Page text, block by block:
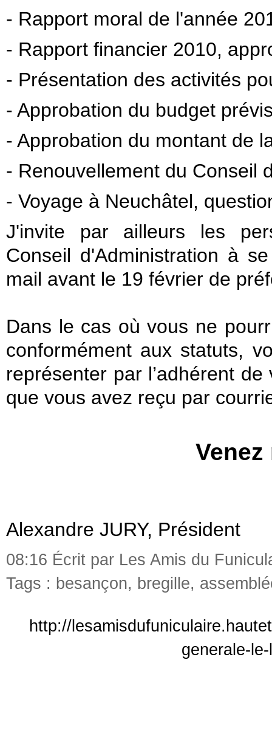
- Rapport moral de l'année
- Rapport financier 2010,
- Présentation des activités
- Approbation du budget
- Approbation du montant de
- Renouvellement du Conseil
- Voyage à Neuchâtel,
J'invite par ailleurs les
Conseil d'Administration à
mail avant le 19 février de
Dans le cas où vous ne
conformément aux statuts,
représenter par l’adhérent
que vous avez reçu par
Alexandre JURY, Président
08:16 Écrit par Les Amis du
Tags : besançon, bregille,
http://
generale-